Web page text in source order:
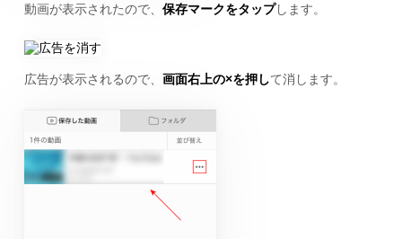
動画が表示されたので、 保存マークをタップします。
広告が表示されるので、 画面右上の×を押して消します。